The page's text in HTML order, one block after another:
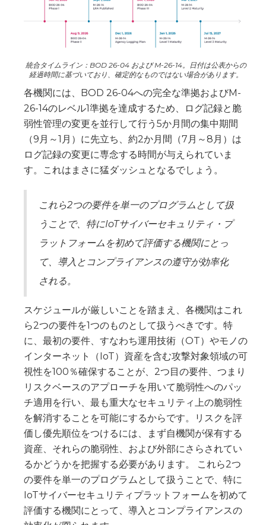
統合タイムライン：BOD 26-04 および M-26-14。日付は公表からの
経過時間に基づいており、確定的なものではない場合があります。
各機関には、BOD 26-04への完全な準拠およびM-
26-14のレベル1準拠を達成するため、ログ記録と脆
弱性管理の変更を並行して行う5か月間の集中期間
（9月～1月）に先立ち、約2か月間（7月～8月）は
ログ記録の変更に専念する時間が与えられていま
す。これはまさに猛ダッシュとなるでしょう。
これら2つの要件を単一のプログラムとして扱
うことで、特にIoTサイバーセキュリティ・プ
ラットフォームを初めて評価する機関にとっ
て、導入とコンプライアンスの遵守が効率化
される。
スケジュールが厳しいことを踏まえ、各機関はこれ
ら2つの要件を1つのものとして扱うべきです。特
に、最初の要件、すなわち運用技術（OT）やモノの
インターネット（IoT）資産を含む攻撃対象領域の可
視性を100％確保することが、2つ目の要件、つまり
リスクベースのアプローチを用いて脆弱性へのパッ
チ適用を行い、最も重大なセキュリティ上の脆弱性
を解消することを可能にするからです。リスクを評
価し優先順位をつけるには、まず自機関が保有する
資産、それらの脆弱性、および外部にさらされてい
るかどうかを把握する必要があります。 これら2つ
の要件を単一のプログラムとして扱うことで、特に
IoTサイバーセキュリティプラットフォームを初めて
評価する機関にとって、導入とコンプライアンスの